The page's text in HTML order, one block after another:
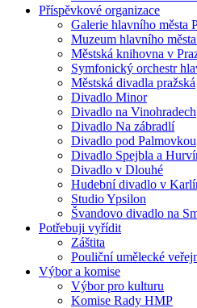
Příspěvkové organizace
Galerie hlavního města
Muzeum hlavního
Městská knihovna v
Symfonický orchestr
Městská divadla pražská
Divadlo Minor
Divadlo na Vinohradech
Divadlo Na zábradlí
Divadlo pod Palmovkou
Divadlo Spejbla a
Divadlo v Dlouhé
Hudební divadlo v
Studio Ypsilon
Švandovo divadlo na
Potřebuji vyřídit
Záštita
Pouliční umělecké
Výbor a komise
Výbor pro kulturu
Komise Rady HMP